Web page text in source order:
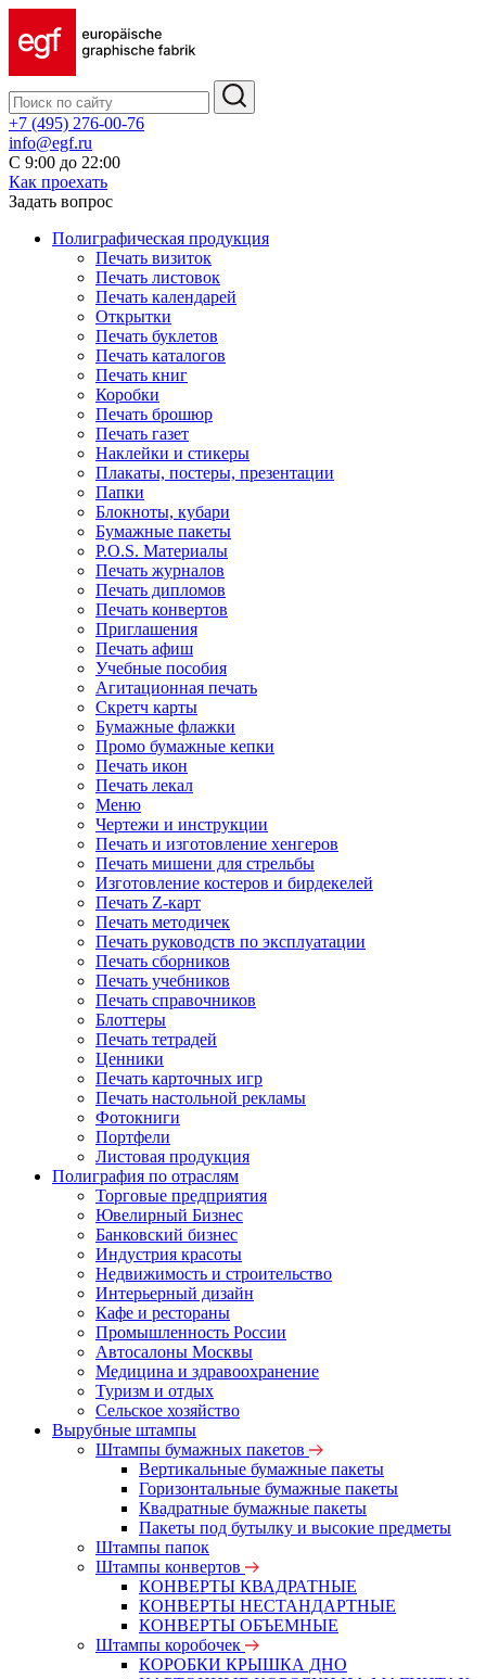
+7 (495) 276-00-76
info@egf.ru
С 9:00 до 22:00
Как проехать
Задать вопрос
Полиграфическая продукция
Печать визиток
Печать листовок
Печать календарей
Открытки
Печать буклетов
Печать каталогов
Печать книг
Коробки
Печать брошюр
Печать газет
Наклейки и стикеры
Плакаты, постеры, презентации
Папки
Блокноты, кубари
Бумажные пакеты
P.O.S. Материалы
Печать журналов
Печать дипломов
Печать конвертов
Приглашения
Печать афиш
Учебные пособия
Агитационная печать
Скретч карты
Бумажные флажки
Промо бумажные кепки
Печать икон
Печать лекал
Меню
Чертежи и инструкции
Печать и изготовление хенгеров
Печать мишени для стрельбы
Изготовление костеров и бирдекелей
Печать Z-карт
Печать методичек
Печать руководств по эксплуатации
Печать сборников
Печать учебников
Печать справочников
Блоттеры
Печать тетрадей
Ценники
Печать карточных игр
Печать настольной рекламы
Фотокниги
Портфели
Листовая продукция
Полиграфия по отраслям
Торговые предприятия
Ювелирный Бизнес
Банковский бизнес
Индустрия красоты
Недвижимость и строительство
Интерьерный дизайн
Кафе и рестораны
Промышленность России
Автосалоны Москвы
Медицина и здравоохранение
Туризм и отдых
Сельское хозяйство
Вырубные штампы
Штампы бумажных пакетов
Вертикальные бумажные пакеты
Горизонтальные бумажные пакеты
Квадратные бумажные пакеты
Пакеты под бутылку и высокие предметы
Штампы папок
Штампы конвертов
КОНВЕРТЫ КВАДРАТНЫЕ
КОНВЕРТЫ НЕСТАНДАРТНЫЕ
КОНВЕРТЫ ОБЪЕМНЫЕ
Штампы коробочек
КОРОБКИ КРЫШКА ДНО